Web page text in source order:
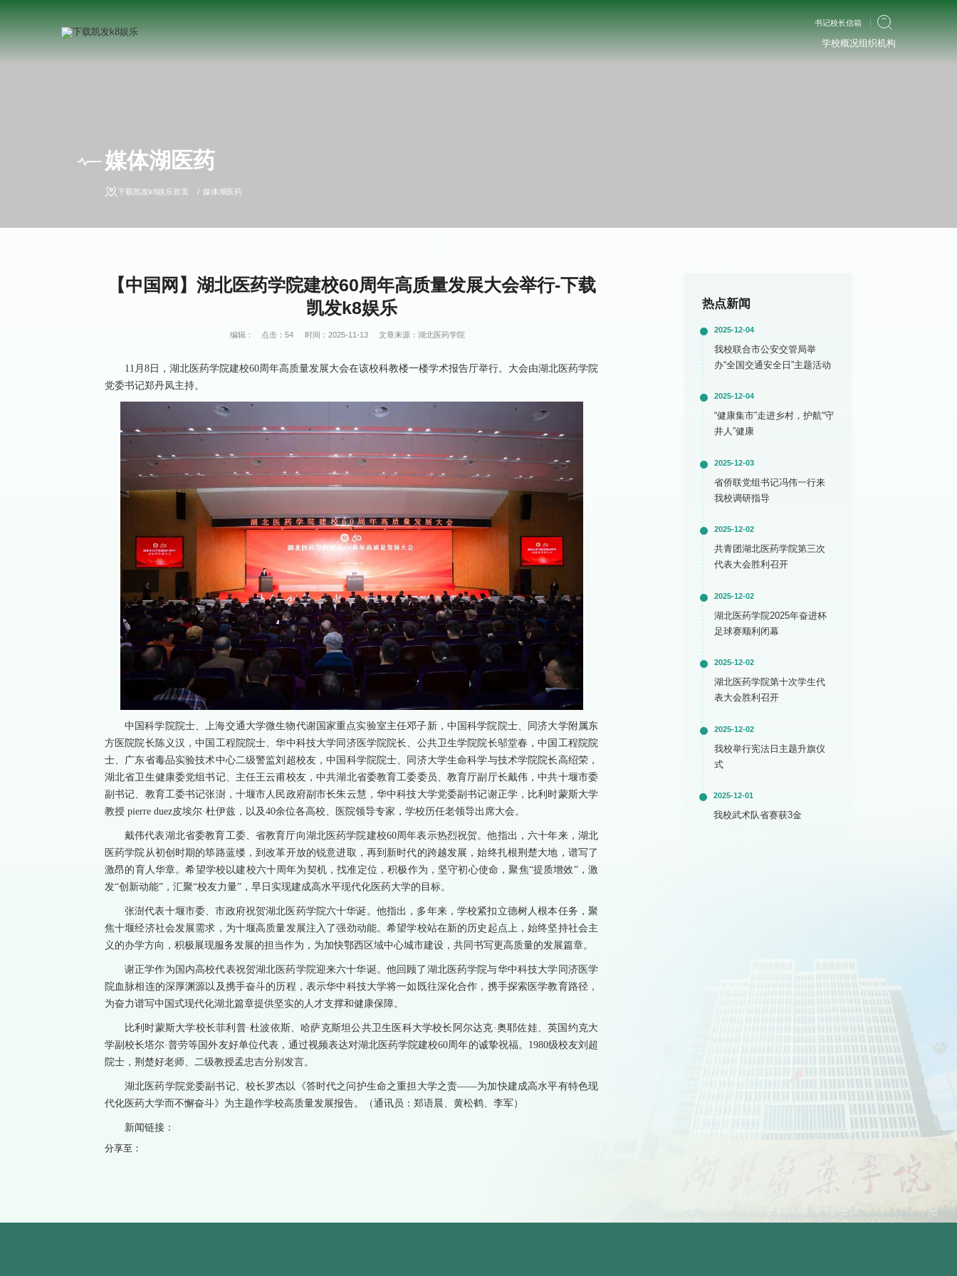
书记校长信箱
学校概况组织机构
媒体湖医药
下载凯发k8娱乐首页 媒体湖医药
【中国网】湖北医药学院建校60周年高质量发展大会举行-下载
凯发k8娱乐
编辑： 点击：54 时间：2025-11-13 文章来源：湖北医药学院
11月8日，湖北医药学院建校60周年高质量发展大会在该校科教楼一楼学术报告厅举行。大会由湖北医药学院
党委书记郑丹凤主持。
中国科学院院士、上海交通大学微生物代谢国家重点实验室主任邓子新，中国科学院院士、同济大学附属东
方医院院长陈义汉，中国工程院院士、华中科技大学同济医学院院长、公共卫生学院院长邬堂春，中国工程院院
士、广东省毒品实验技术中心二级警监刘超校友，中国科学院院士、同济大学生命科学与技术学院院长高绍荣，
湖北省卫生健康委党组书记、主任王云甫校友，中共湖北省委教育工委委员、教育厅副厅长戴伟，中共十堰市委
副书记、教育工委书记张澍，十堰市人民政府副市长朱云慧，华中科技大学党委副书记谢正学，比利时蒙斯大学
教授 pierre duez皮埃尔·杜伊兹，以及40余位各高校、医院领导专家，学校历任老领导出席大会。
戴伟代表湖北省委教育工委、省教育厅向湖北医药学院建校60周年表示热烈祝贺。他指出，六十年来，湖北
医药学院从初创时期的筚路蓝缕，到改革开放的锐意进取，再到新时代的跨越发展，始终扎根荆楚大地，谱写了
激昂的育人华章。希望学校以建校六十周年为契机，找准定位，积极作为，坚守初心使命，聚焦“提质增效”，激
发“创新动能”，汇聚“校友力量”，早日实现建成高水平现代化医药大学的目标。
张澍代表十堰市委、市政府祝贺湖北医药学院六十华诞。他指出，多年来，学校紧扣立德树人根本任务，聚
焦十堰经济社会发展需求，为十堰高质量发展注入了强劲动能。希望学校站在新的历史起点上，始终坚持社会主
义的办学方向，积极展现服务发展的担当作为，为加快鄂西区域中心城市建设，共同书写更高质量的发展篇章。
谢正学作为国内高校代表祝贺湖北医药学院迎来六十华诞。他回顾了湖北医药学院与华中科技大学同济医学
院血脉相连的深厚渊源以及携手奋斗的历程，表示华中科技大学将一如既往深化合作，携手探索医学教育路径，
为奋力谱写中国式现代化湖北篇章提供坚实的人才支撑和健康保障。
比利时蒙斯大学校长菲利普·杜波依斯、哈萨克斯坦公共卫生医科大学校长阿尔达克·奥耶佐娃、英国约克大
学副校长塔尔·普劳等国外友好单位代表，通过视频表达对湖北医药学院建校60周年的诚挚祝福。1980级校友刘超
院士，荆楚好老师、二级教授孟忠吉分别发言。
湖北医药学院党委副书记、校长罗杰以《答时代之问护生命之重担大学之责——为加快建成高水平有特色现
代化医药大学而不懈奋斗》为主题作学校高质量发展报告。（通讯员：郑语晨、黄松鹤、李军）
新闻链接：
分享至：
热点新闻
2025-12-04
我校联合市公安交管局举
办“全国交通安全日”主题活动
2025-12-04
“健康集市”走进乡村，护航“守
井人”健康
2025-12-03
省侨联党组书记冯伟一行来
我校调研指导
2025-12-02
共青团湖北医药学院第三次
代表大会胜利召开
2025-12-02
湖北医药学院2025年奋进杯
足球赛顺利闭幕
2025-12-02
湖北医药学院第十次学生代
表大会胜利召开
2025-12-02
我校举行宪法日主题升旗仪
式
2025-12-01
我校武术队省赛获3金